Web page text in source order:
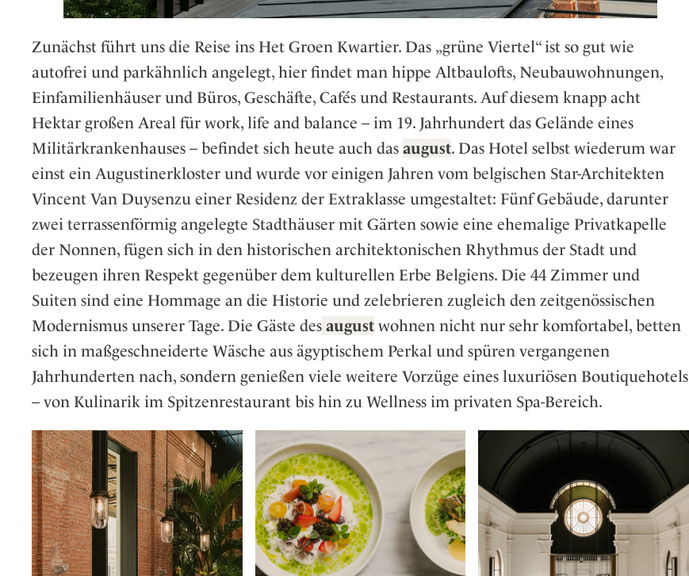
Zunächst führt uns die Reise ins Het Groen Kwartier. Das „grüne Viertel“ ist so gut wie
autofrei und parkähnlich angelegt, hier findet man hippe Altbaulofts, Neubauwohnungen,
Einfamilienhäuser und Büros, Geschäfte, Cafés und Restaurants. Auf diesem knapp acht
Hektar großen Areal für work, life and balance – im 19. Jahrhundert das Gelände eines
Militärkrankenhauses – befindet sich heute auch das august. Das Hotel selbst wiederum war
einst ein Augustinerkloster und wurde vor einigen Jahren vom belgischen Star-Architekten
Vincent Van Duysenzu einer Residenz der Extraklasse umgestaltet: Fünf Gebäude, darunter
zwei terrassenförmig angelegte Stadthäuser mit Gärten sowie eine ehemalige Privatkapelle
der Nonnen, fügen sich in den historischen architektonischen Rhythmus der Stadt und
bezeugen ihren Respekt gegenüber dem kulturellen Erbe Belgiens. Die 44 Zimmer und
Suiten sind eine Hommage an die Historie und zelebrieren zugleich den zeitgenössischen
Modernismus unserer Tage. Die Gäste des augustwohnen nicht nur sehr komfortabel, betten
sich in maßgeschneiderte Wäsche aus ägyptischem Perkal und spüren vergangenen
Jahrhunderten nach, sondern genießen viele weitere Vorzüge eines luxuriösen Boutiquehotels
– von Kulinarik im Spitzenrestaurant bis hin zu Wellness im privaten Spa-Bereich.